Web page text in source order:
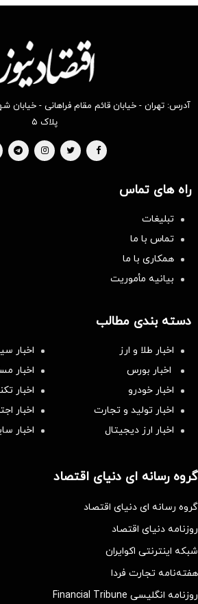
آدرس: تهران - خیابان قائم مقام فراهانی -
پلاک ۵
راه های تماس
تبلیغات
تماس با ما
همکاری با ما
بیانیه مأموریت
دسته بندی مطالب
اخبار طلا و ارز
اخبار
اخبار بورس
اخبار
اخبار خودرو
اخبار
اخبار تولید و تجارت
اخبار
اخبار ارز دیجیتال
اخبار
گروه رسانه ای دنیای اقتصاد
گروه رسانه ای دنیای اقتصاد
روزنامه دنیای اقتصاد
شبکه اینترنتی اکوایران
هفته‌نامه تجارت فردا
روزنامه انگلیسی Financial Tribune